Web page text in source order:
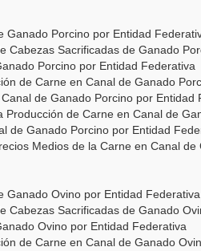
Ganado Porcino por Entidad
Cabezas Sacrificadas de Ganado
Porcino por Entidad Federativa
de Carne en Canal de Ganado
de Ganado Porcino por Entidad
Producción de Carne en Canal de
de Ganado Porcino por Entidad
Medios de la Carne en Canal
Ganado Ovino por Entidad Federativa
Cabezas Sacrificadas de Ganado
Ovino por Entidad Federativa
de Carne en Canal de Ganado